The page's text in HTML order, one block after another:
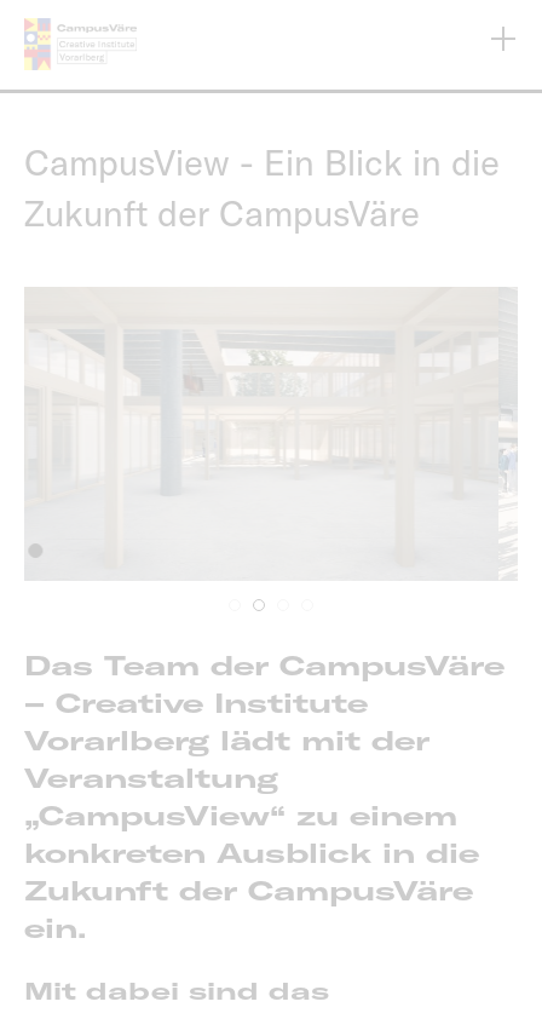
content
CampusView - Ein Blick in die
Zukunft der CampusVäre
Das Team der CampusVäre
– Creative Institute
Vorarlberg lädt mit der
Veranstaltung
„CampusView“ zu einem
konkreten Ausblick in die
Zukunft der CampusVäre
ein.
Mit dabei sind das